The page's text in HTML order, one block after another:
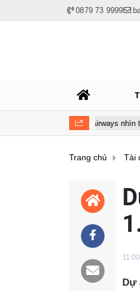
0879 73 9999
Bamboo Airways nhìn từ công nợ
Trang chủ Tài
Dự